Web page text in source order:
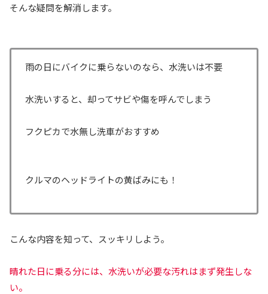
そんな疑問を解消します。
雨の日にバイクに乗らないのなら、水洗いは不要
水洗いすると、却ってサビや傷を呼んでしまう
フクピカで水無し洗車がおすすめ
クルマのヘッドライトの黄ばみにも！
こんな内容を知って、スッキリしよう。
晴れた日に乗る分には、水洗いが必要な汚れはまず発生しな
い。